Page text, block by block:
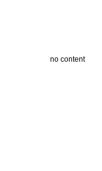
no content